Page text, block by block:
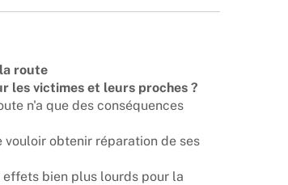
route
les victimes et leurs proches ?
n'a que des conséquences
vouloir obtenir réparation de ses
bien plus lourds pour la